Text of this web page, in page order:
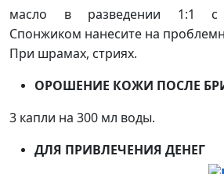
масло в разведении 1:1 с
Спонжиком нанесите на
При шрамах, стриях.
ОРОШЕНИЕ КОЖИ ПОСЛЕ
3 капли на 300 мл воды.
ДЛЯ ПРИВЛЕЧЕНИЯ ДЕНЕГ